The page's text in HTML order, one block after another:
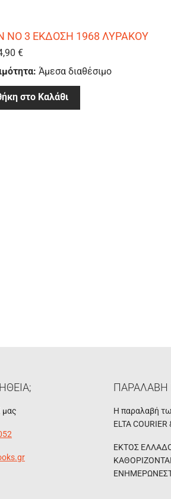
ΝΟ 3 ΕΚΔΟΣΗ 1968 ΛΥΡΑΚΟΥ
€
Άμεσα διαθέσιμο
στο Καλάθι
μας
ΠΑΡΑΛΑΒΗ
Η παραλαβή
ELTA COURIER
ΕΚΤΟΣ